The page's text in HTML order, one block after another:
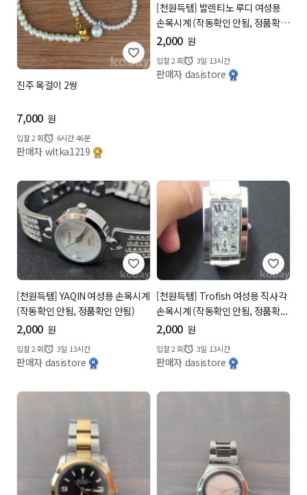
진주 목걸이 2쌍
7,000 원
입찰2회 6시간 46분
판매자 wltka1219
[천원득템] 발렌티노 루디 여성용
손목시계 (작동확인 안됨, 정품확
인...
2,000 원
입찰2회 3일 13시간
판매자 dasistore
[천원득템] YAQIN 여성용 손목시계
(작동확인 안됨, 정품확인 안됨)
2,000 원
입찰2회 3일 13시간
판매자 dasistore
[천원득템] Trofish 여성용 직사각
손목시계 (작동확인 안됨, 정품확...
2,000 원
입찰2회 3일 13시간
판매자 dasistore